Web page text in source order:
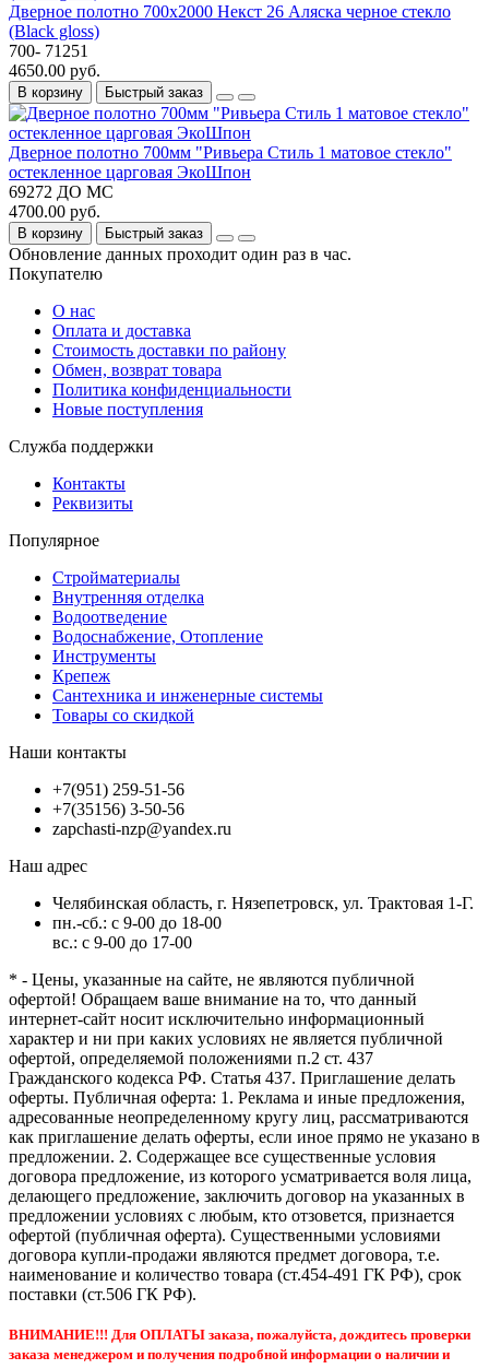
Дверное полотно 700x2000 Некст 26 Аляска черное стекло
(Black gloss)
700- 71251
4650.00 руб.
В корзину Быстрый заказ
Дверное полотно 700мм "Ривьера Стиль 1 матовое стекло"
остекленное царговая ЭкоШпон
69272 ДО МС
4700.00 руб.
В корзину Быстрый заказ
Обновление данных проходит один раз в час.
Покупателю
О нас
Оплата и доставка
Стоимость доставки по району
Обмен, возврат товара
Политика конфиденциальности
Новые поступления
Служба поддержки
Контакты
Реквизиты
Популярное
Стройматериалы
Внутренняя отделка
Водоотведение
Водоснабжение, Отопление
Инструменты
Крепеж
Сантехника и инженерные системы
Товары со скидкой
Наши контакты
+7(951) 259-51-56
+7(35156) 3-50-56
zapchasti-nzp@yandex.ru
Наш адрес
Челябинская область, г. Нязепетровск, ул. Трактовая 1-Г.
пн.-сб.: с 9-00 до 18-00
вс.: с 9-00 до 17-00
* - Цены, указанные на сайте, не являются публичной
офертой! Обращаем ваше внимание на то, что данный
интернет-сайт носит исключительно информационный
характер и ни при каких условиях не является публичной
офертой, определяемой положениями п.2 ст. 437
Гражданского кодекса РФ. Статья 437. Приглашение делать
оферты. Публичная оферта: 1. Реклама и иные предложения,
адресованные неопределенному кругу лиц, рассматриваются
как приглашение делать оферты, если иное прямо не указано в
предложении. 2. Содержащее все существенные условия
договора предложение, из которого усматривается воля лица,
делающего предложение, заключить договор на указанных в
предложении условиях с любым, кто отзовется, признается
офертой (публичная оферта). Существенными условиями
договора купли-продажи являются предмет договора, т.е.
наименование и количество товара (ст.454-491 ГК РФ), срок
поставки (ст.506 ГК РФ).
ВНИМАНИЕ!!! Для ОПЛАТЫ заказа, пожалуйста, дождитесь проверки
заказа менеджером и получения подробной информации о наличии и